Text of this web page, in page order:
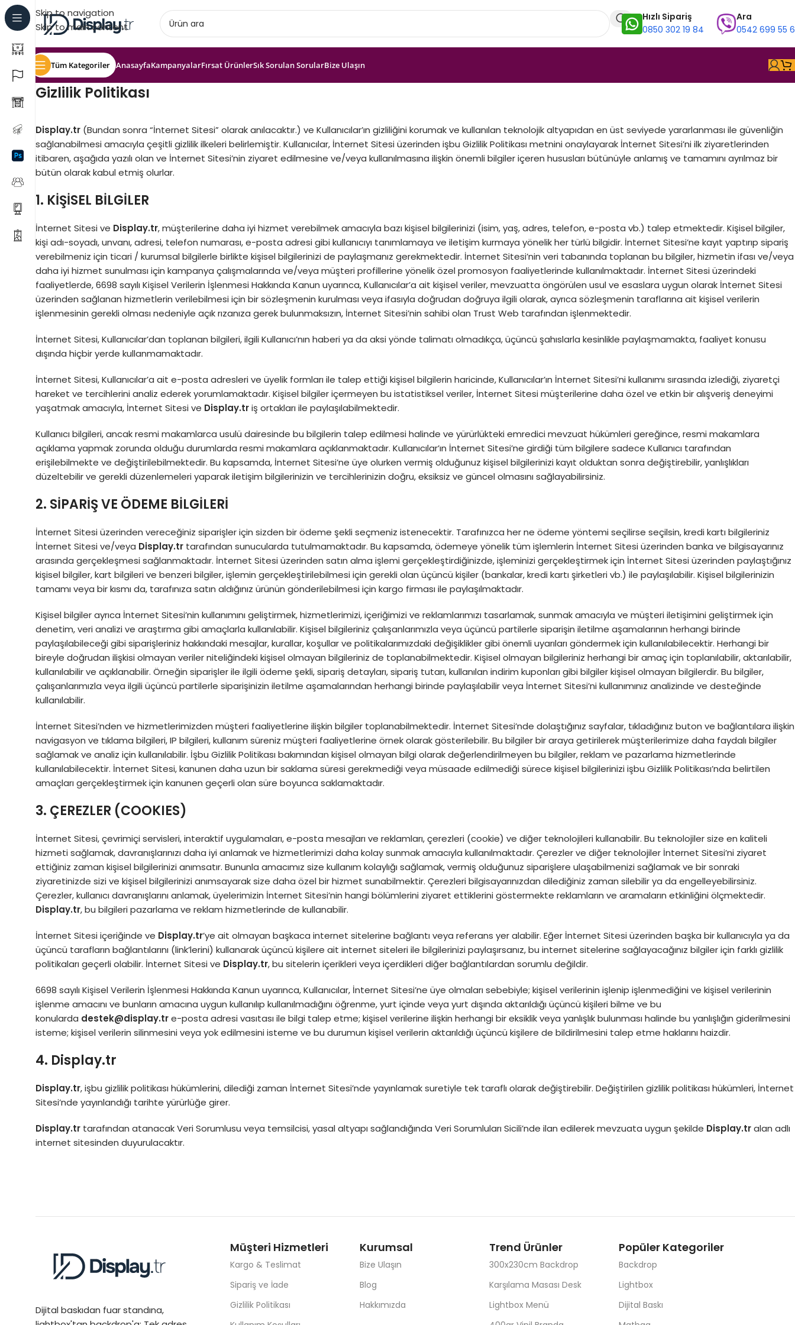
Skip to navigation
Skip to main content
Hızlı Sipariş
0850 302 19 84
Ara
0542 699 55
Tüm Kategoriler AnasayfaKampanyalarFırsat ÜrünlerSık Sorulan SorularBize Ulaşın
Gizlilik Politikası
Display.tr (Bundan sonra “İnternet Sitesi” olarak anılacaktır.) ve Kullanıcılar’ın gizliliğini korumak ve kullanılan teknolojik altyapıdan en üst seviyede yararlanması ile güvenliğin
sağlanabilmesi amacıyla çeşitli gizlilik ilkeleri belirlemiştir. Kullanıcılar, İnternet Sitesi üzerinden işbu Gizlilik Politikası metnini onaylayarak İnternet Sitesi’ni ilk ziyaretlerinden
itibaren, aşağıda yazılı olan ve İnternet Sitesi’nin ziyaret edilmesine ve/veya kullanılmasına ilişkin önemli bilgiler içeren hususları bütünüyle anlamış ve tamamını ayrılmaz bir
bütün olarak kabul etmiş olurlar.
1. KİŞİSEL BİLGİLER
İnternet Sitesi ve Display.tr, müşterilerine daha iyi hizmet verebilmek amacıyla bazı kişisel bilgilerinizi (isim, yaş, adres, telefon, e-posta vb.) talep etmektedir. Kişisel bilgiler,
kişi adı-soyadı, unvanı, adresi, telefon numarası, e-posta adresi gibi kullanıcıyı tanımlamaya ve iletişim kurmaya yönelik her türlü bilgidir. İnternet Sitesi’ne kayıt yaptırıp sipariş
verebilmeniz için ticari / kurumsal bilgilerle birlikte kişisel bilgilerinizi de paylaşmanız gerekmektedir. İnternet Sitesi’nin veri tabanında toplanan bu bilgiler, hizmetin ifası ve/veya
daha iyi hizmet sunulması için kampanya çalışmalarında ve/veya müşteri profillerine yönelik özel promosyon faaliyetlerinde kullanılmaktadır. İnternet Sitesi üzerindeki
faaliyetlerde, 6698 sayılı Kişisel Verilerin İşlenmesi Hakkında Kanun uyarınca, Kullanıcılar’a ait kişisel veriler, mevzuatta öngörülen usul ve esaslara uygun olarak İnternet Sitesi
üzerinden sağlanan hizmetlerin verilebilmesi için bir sözleşmenin kurulması veya ifasıyla doğrudan doğruya ilgili olarak, ayrıca sözleşmenin taraflarına ait kişisel verilerin
işlenmesinin gerekli olması nedeniyle açık rızanıza gerek bulunmaksızın, İnternet Sitesi’nin sahibi olan Trust Web tarafından işlenmektedir.
İnternet Sitesi, Kullanıcılar’dan toplanan bilgileri, ilgili Kullanıcı’nın haberi ya da aksi yönde talimatı olmadıkça, üçüncü şahıslarla kesinlikle paylaşmamakta, faaliyet konusu
dışında hiçbir yerde kullanmamaktadır.
İnternet Sitesi, Kullanıcılar’a ait e-posta adresleri ve üyelik formları ile talep ettiği kişisel bilgilerin haricinde, Kullanıcılar’ın İnternet Sitesi’ni kullanımı sırasında izlediği, ziyaretçi
hareket ve tercihlerini analiz ederek yorumlamaktadır. Kişisel bilgiler içermeyen bu istatistiksel veriler, İnternet Sitesi müşterilerine daha özel ve etkin bir alışveriş deneyimi
yaşatmak amacıyla, İnternet Sitesi ve Display.triş ortakları ile paylaşılabilmektedir.
Kullanıcı bilgileri, ancak resmi makamlarca usulü dairesinde bu bilgilerin talep edilmesi halinde ve yürürlükteki emredici mevzuat hükümleri gereğince, resmi makamlara
açıklama yapmak zorunda olduğu durumlarda resmi makamlara açıklanmaktadır. Kullanıcılar’ın İnternet Sitesi’ne girdiği tüm bilgilere sadece Kullanıcı tarafından
erişilebilmekte ve değiştirilebilmektedir. Bu kapsamda, İnternet Sitesi’ne üye olurken vermiş olduğunuz kişisel bilgilerinizi kayıt olduktan sonra değiştirebilir, yanlışlıkları
düzeltebilir ve gerekli düzenlemeleri yaparak iletişim bilgilerinizin ve tercihlerinizin doğru, eksiksiz ve güncel olmasını sağlayabilirsiniz.
2. SİPARİŞ VE ÖDEME BİLGİLERİ
İnternet Sitesi üzerinden vereceğiniz siparişler için sizden bir ödeme şekli seçmeniz istenecektir. Tarafınızca her ne ödeme yöntemi seçilirse seçilsin, kredi kartı bilgileriniz
İnternet Sitesi ve/veya Display.tr tarafından sunucularda tutulmamaktadır. Bu kapsamda, ödemeye yönelik tüm işlemlerin İnternet Sitesi üzerinden banka ve bilgisayarınız
arasında gerçekleşmesi sağlanmaktadır. İnternet Sitesi üzerinden satın alma işlemi gerçekleştirdiğinizde, işleminizi gerçekleştirmek için İnternet Sitesi üzerinden paylaştığınız
kişisel bilgiler, kart bilgileri ve benzeri bilgiler, işlemin gerçekleştirilebilmesi için gerekli olan üçüncü kişiler (bankalar, kredi kartı şirketleri vb.) ile paylaşılabilir. Kişisel bilgilerinizin
tamamı veya bir kısmı da, tarafınıza satın aldığınız ürünün gönderilebilmesi için kargo firması ile paylaşılmaktadır.
Kişisel bilgiler ayrıca İnternet Sitesi’nin kullanımını geliştirmek, hizmetlerimizi, içeriğimizi ve reklamlarımızı tasarlamak, sunmak amacıyla ve müşteri iletişimini geliştirmek için
denetim, veri analizi ve araştırma gibi amaçlarla kullanılabilir. Kişisel bilgileriniz çalışanlarımızla veya üçüncü partilerle siparişin iletilme aşamalarının herhangi birinde
paylaşılabileceği gibi siparişleriniz hakkındaki mesajlar, kurallar, koşullar ve politikalarımızdaki değişiklikler gibi önemli uyarıları göndermek için kullanılabilecektir. Herhangi bir
bireyle doğrudan ilişkisi olmayan veriler niteliğindeki kişisel olmayan bilgileriniz de toplanabilmektedir. Kişisel olmayan bilgileriniz herhangi bir amaç için toplanılabilir, aktarılabilir,
kullanılabilir ve açıklanabilir. Örneğin siparişler ile ilgili ödeme şekli, sipariş detayları, sipariş tutarı, kullanılan indirim kuponları gibi bilgiler kişisel olmayan bilgilerdir. Bu bilgiler,
çalışanlarımızla veya ilgili üçüncü partilerle siparişinizin iletilme aşamalarından herhangi birinde paylaşılabilir veya İnternet Sitesi’ni kullanımınız analizinde ve desteğinde
kullanılabilir.
İnternet Sitesi’nden ve hizmetlerimizden müşteri faaliyetlerine ilişkin bilgiler toplanabilmektedir. İnternet Sitesi’nde dolaştığınız sayfalar, tıkladığınız buton ve bağlantılara ilişkin
navigasyon ve tıklama bilgileri, IP bilgileri, kullanım süreniz müşteri faaliyetlerine örnek olarak gösterilebilir. Bu bilgiler bir araya getirilerek müşterilerimize daha faydalı bilgiler
sağlamak ve analiz için kullanılabilir. İşbu Gizlilik Politikası bakımından kişisel olmayan bilgi olarak değerlendirilmeyen bu bilgiler, reklam ve pazarlama hizmetlerinde
kullanılabilecektir. İnternet Sitesi, kanunen daha uzun bir saklama süresi gerekmediği veya müsaade edilmediği sürece kişisel bilgilerinizi işbu Gizlilik Politikası’nda belirtilen
amaçları gerçekleştirmek için kanunen geçerli olan süre boyunca saklamaktadır.
3. ÇEREZLER (COOKIES)
İnternet Sitesi, çevrimiçi servisleri, interaktif uygulamaları, e-posta mesajları ve reklamları, çerezleri (cookie) ve diğer teknolojileri kullanabilir. Bu teknolojiler size en kaliteli
hizmeti sağlamak, davranışlarınızı daha iyi anlamak ve hizmetlerimizi daha kolay sunmak amacıyla kullanılmaktadır. Çerezler ve diğer teknolojiler İnternet Sitesi’ni ziyaret
ettiğiniz zaman kişisel bilgilerinizi anımsatır. Bununla amacımız size kullanım kolaylığı sağlamak, vermiş olduğunuz siparişlere ulaşabilmenizi sağlamak ve bir sonraki
ziyaretinizde sizi ve kişisel bilgilerinizi anımsayarak size daha özel bir hizmet sunabilmektir. Çerezleri bilgisayarınızdan dilediğiniz zaman silebilir ya da engelleyebilirsiniz.
Çerezler, kullanıcı davranışlarını anlamak, üyelerimizin İnternet Sitesi’nin hangi bölümlerini ziyaret ettiklerini göstermekte reklamların ve aramaların etkinliğini ölçmektedir.
Display.tr, bu bilgileri pazarlama ve reklam hizmetlerinde de kullanabilir.
İnternet Sitesi içeriğinde ve Display.tr’ye ait olmayan başkaca internet sitelerine bağlantı veya referans yer alabilir. Eğer İnternet Sitesi üzerinden başka bir kullanıcıyla ya da
üçüncü tarafların bağlantılarını (link’lerini) kullanarak üçüncü kişilere ait internet siteleri ile bilgilerinizi paylaşırsanız, bu internet sitelerine sağlayacağınız bilgiler için farklı gizlilik
politikaları geçerli olabilir. İnternet Sitesi ve Display.tr, bu sitelerin içerikleri veya içerdikleri diğer bağlantılardan sorumlu değildir.
6698 sayılı Kişisel Verilerin İşlenmesi Hakkında Kanun uyarınca, Kullanıcılar, İnternet Sitesi’ne üye olmaları sebebiyle; kişisel verilerinin işlenip işlenmediğini ve kişisel verilerinin
işlenme amacını ve bunların amacına uygun kullanılıp kullanılmadığını öğrenme, yurt içinde veya yurt dışında aktarıldığı üçüncü kişileri bilme ve bu
konularda destek@display.tre-posta adresi vasıtası ile bilgi talep etme; kişisel verilerine ilişkin herhangi bir eksiklik veya yanlışlık bulunması halinde bu yanlışlığın giderilmesini
isteme; kişisel verilerin silinmesini veya yok edilmesini isteme ve bu durumun kişisel verilerin aktarıldığı üçüncü kişilere de bildirilmesini talep etme haklarını haizdir.
4. Display.tr
Display.tr, işbu gizlilik politikası hükümlerini, dilediği zaman İnternet Sitesi’nde yayınlamak suretiyle tek taraflı olarak değiştirebilir. Değiştirilen gizlilik politikası hükümleri, İnternet
Sitesi’nde yayınlandığı tarihte yürürlüğe girer.
Display.tr tarafından atanacak Veri Sorumlusu veya temsilcisi, yasal altyapı sağlandığında Veri Sorumluları Sicili’nde ilan edilerek mevzuata uygun şekilde Display.tralan adlı
internet sitesinden duyurulacaktır.
Dijital baskıdan fuar standına,
Müşteri Hizmetleri
Kargo & Teslimat
Sipariş ve İade
Gizlilik Politikası
Kurumsal
Bize Ulaşın
Blog
Hakkımızda
Trend Ürünler
300x230cm Backdrop
Karşılama Masası Desk
Lightbox Menü
Popüler Kategoriler
Backdrop
Lightbox
Dijital Baskı